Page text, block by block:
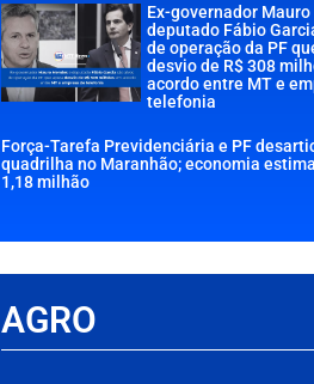
Ex-governador Mauro
deputado Fábio
de operação da PF
desvio de R$ 308
acordo entre MT e
telefonia
Força-Tarefa Previdenciária e PF
quadrilha no Maranhão; economia
1,18 milhão
AGRO